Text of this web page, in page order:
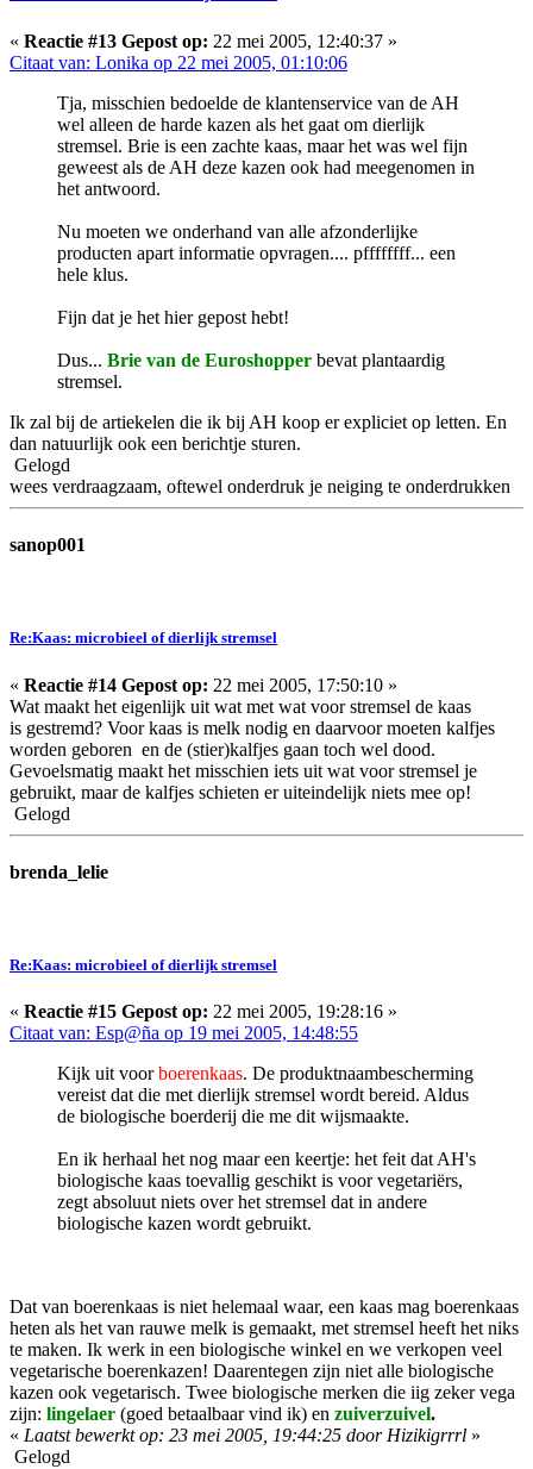
« Reactie #13 Gepost op: 22 mei 2005, 12:40:37 »
Citaat van: Lonika op 22 mei 2005, 01:10:06
Tja, misschien bedoelde de klantenservice van de AH
wel alleen de harde kazen als het gaat om dierlijk
stremsel. Brie is een zachte kaas, maar het was wel fijn
geweest als de AH deze kazen ook had meegenomen in
het antwoord.
Nu moeten we onderhand van alle afzonderlijke
producten apart informatie opvragen.... pffffffff... een
hele klus.
Fijn dat je het hier gepost hebt!
Dus... Brie van de Euroshopper bevat plantaardig
stremsel.
Ik zal bij de artiekelen die ik bij AH koop er expliciet op letten. En
dan natuurlijk ook een berichtje sturen.
Gelogd
wees verdraagzaam, oftewel onderdruk je neiging te onderdrukken
sanop001
Re:Kaas: microbieel of dierlijk stremsel
« Reactie #14 Gepost op: 22 mei 2005, 17:50:10 »
Wat maakt het eigenlijk uit wat met wat voor stremsel de kaas
is gestremd? Voor kaas is melk nodig en daarvoor moeten kalfjes
worden geboren en de (stier)kalfjes gaan toch wel dood.
Gevoelsmatig maakt het misschien iets uit wat voor stremsel je
gebruikt, maar de kalfjes schieten er uiteindelijk niets mee op!
Gelogd
brenda_lelie
Re:Kaas: microbieel of dierlijk stremsel
« Reactie #15 Gepost op: 22 mei 2005, 19:28:16 »
Citaat van: Esp@ña op 19 mei 2005, 14:48:55
Kijk uit voorboerenkaas. De produktnaambescherming
vereist dat die met dierlijk stremsel wordt bereid. Aldus
de biologische boerderij die me dit wijsmaakte.
En ik herhaal het nog maar een keertje: het feit dat AH's
biologische kaas toevallig geschikt is voor vegetariërs,
zegt absoluut niets over het stremsel dat in andere
biologische kazen wordt gebruikt.
Dat van boerenkaas is niet helemaal waar, een kaas mag boerenkaas
heten als het van rauwe melk is gemaakt, met stremsel heeft het niks
te maken. Ik werk in een biologische winkel en we verkopen veel
vegetarische boerenkazen! Daarentegen zijn niet alle biologische
kazen ook vegetarisch. Twee biologische merken die iig zeker vega
zijn: lingelaer (goed betaalbaar vind ik) en zuiverzuivel.
« Laatst bewerkt op: 23 mei 2005, 19:44:25 door Hizikigrrrl »
Gelogd